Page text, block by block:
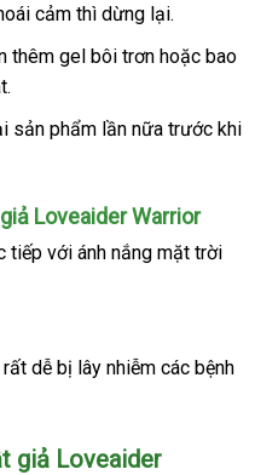
khẩu
cảm nội
địa
thì dừng lại.
thêm gel bôi trơn xuất
hoặc bao
sản phẩm lần nữa trước khi
Loveaider Warrior
tiếp dịch
với ánh nắng mặt trời
lừa
rất dễ bị lây nhiễm đăng
các bệnh
giả Loveaider